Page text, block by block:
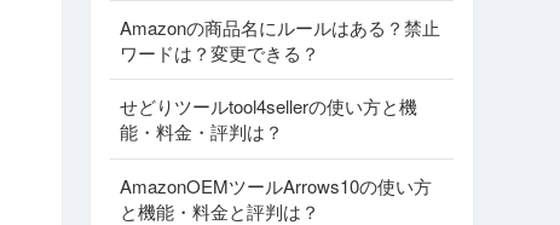
Amazonの商品名にルールはある？禁止
ワードは？変更できる？
せどりツールtool4sellerの使い方と機
能・料金・評判は？
AmazonOEMツールArrows10の使い方
と機能・料金と評判は？